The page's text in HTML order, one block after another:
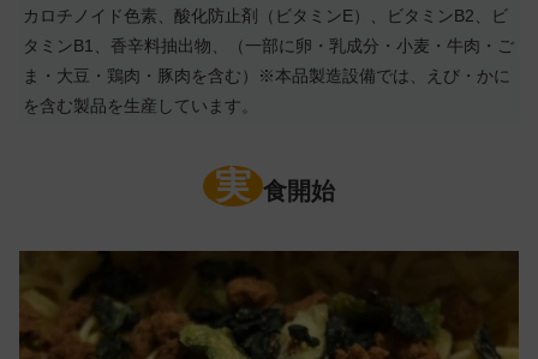
カロチノイド色素、酸化防止剤（ビタミンE）、ビタミンB2、ビ
タミンB1、香辛料抽出物、（一部に卵・乳成分・小麦・牛肉・ご
ま・大豆・鶏肉・豚肉を含む）※本品製造設備では、えび・かに
を含む製品を生産しています。
実 食開始